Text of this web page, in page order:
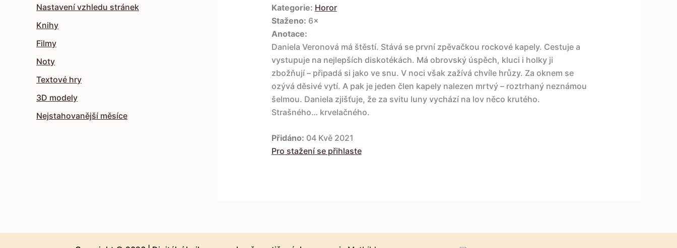
Nastavení vzhledu stránek
Knihy
Filmy
Noty
Textové hry
3D modely
Nejstahovanější měsíce
Kategorie: Horor
Staženo: 6×
Anotace:
Daniela Veronová má štěstí. Stává se první zpěvačkou rockové kapely. Cestuje a
vystupuje na nejlepších diskotékách. Má obrovský úspěch, kluci i holky ji
zbožňují – připadá si jako ve snu. V noci však zažívá chvíle hrůzy. Za oknem se
ozývá děsivé vytí. A pak je jeden člen kapely nalezen mrtvý – roztrhaný neznámou
šelmou. Daniela zjišťuje, že za svitu luny vychází na lov něco krutého.
Strašného… krvelačného.
Přidáno: 04 Kvě 2021
Pro stažení se přihlaste